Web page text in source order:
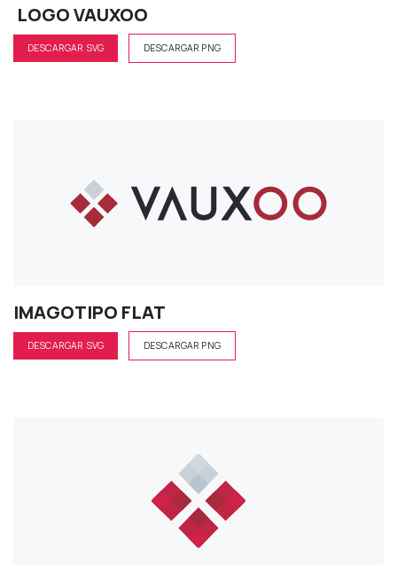
LOGO VAUXOO
DESCARGAR SVG DESCARGAR PNG
IMAGOTIPO FLAT
DESCARGAR SVG DESCARGAR PNG